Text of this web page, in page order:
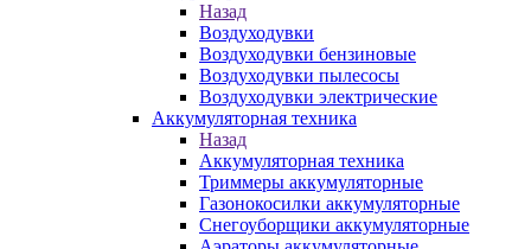
Назад
Воздуходувки
Воздуходувки бензиновые
Воздуходувки пылесосы
Воздуходувки электрические
Аккумуляторная техника
Назад
Аккумуляторная техника
Триммеры аккумуляторные
Газонокосилки аккумуляторные
Снегоуборщики аккумуляторные